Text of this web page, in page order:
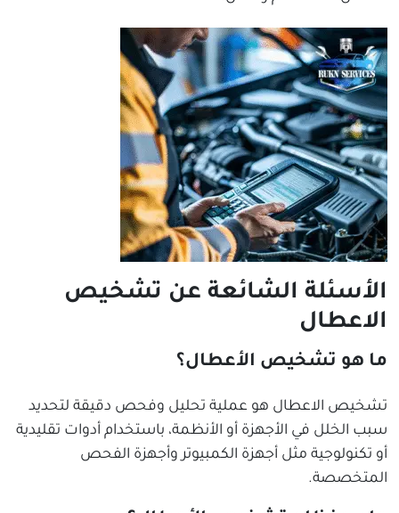
الأسئلة الشائعة عن تشخيص
الاعطال
ما هو تشخيص الأعطال؟
تشخيص الاعطال هو عملية تحليل وفحص دقيقة لتحديد
سبب الخلل في الأجهزة أو الأنظمة، باستخدام أدوات تقليدية
أو تكنولوجية مثل أجهزة الكمبيوتر وأجهزة الفحص
المتخصصة.